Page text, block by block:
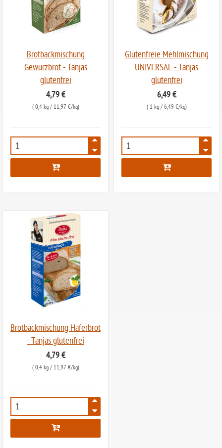
Brotbackmischung
Gewürzbrot - Tanjas
glutenfrei
4,79 €
( 0,4 kg/ 11,97 €/kg)
6286
Glutenfreie Mehlmischung
UNIVERSAL - Tanjas
glutenfrei
6,49 €
( 1 kg/ 6,49 €/kg)
6605
Brotbackmischung Haferbrot
- Tanjas glutenfrei
4,79 €
( 0,4 kg/ 11,97 €/kg)
7014